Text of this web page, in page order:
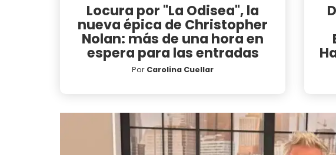
Locura por "La Odisea", la
nueva épica de Christopher
Nolan: más de una hora en
espera para las entradas
Por Carolina Cuellar